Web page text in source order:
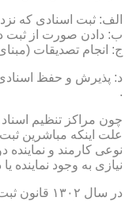
الف: ثبت اسنادی كه
ب: دادن صورت از ثبت
ج: انجام تصدیقات
د: پذیرش و حفظ
.
چون مراكز تنظیم
علت اینكه مباشرین
نوعی كارمند و
نیازی به وجود نماینده
در سال